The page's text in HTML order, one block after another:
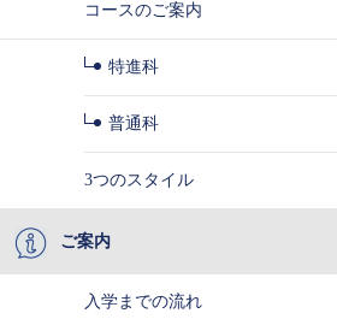
コースのご案内
特進科
普通科
3つのスタイル
ご案内
入学までの流れ